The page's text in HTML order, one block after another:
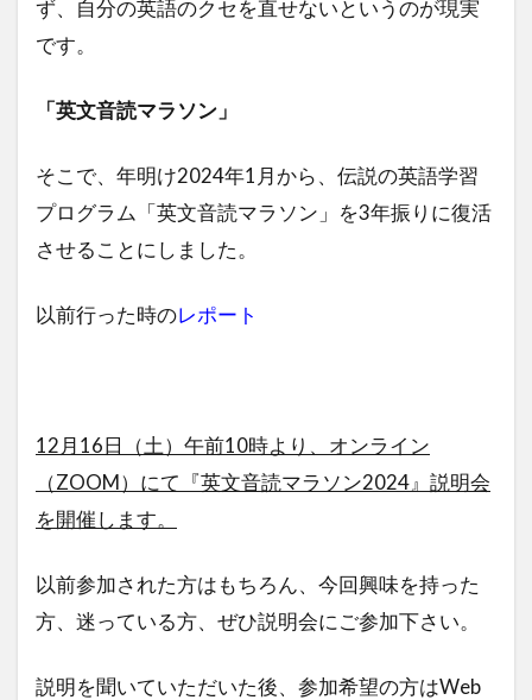
ず、自分の英語のクセを直せないというのが現実
です。
「英文音読マラソン」
そこで、年明け2024年1月から、伝説の英語学習
プログラム「英文音読マラソン」を3年振りに復活
させることにしました。
以前行った時のレポート
12月16日（土）午前10時より、オンライン
（ZOOM）にて『英文音読マラソン2024』説明会
を開催します。
以前参加された方はもちろん、今回興味を持った
方、迷っている方、ぜひ説明会にご参加下さい。
説明を聞いていただいた後、参加希望の方はWeb